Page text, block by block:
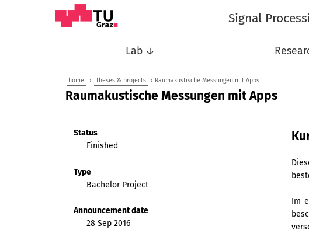
Signal
Lab ↓
home › theses & projects › Raumakustische Messungen mit Apps
Raumakustische Messungen mit Apps
Status
Finished
Type
Bachelor Project
Announcement date
28 Sep 2016
Im